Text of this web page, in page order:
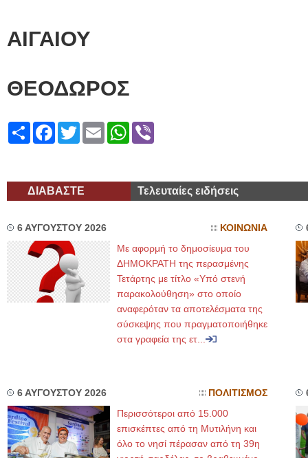
ΑΙΓΑΙΟΥ
ΘΕΟΔΩΡΟΣ
ShareFacebook
TwitterEmailWhatsApp
ΔΙΑΒΑΣΤΕ Τελευταίες ειδήσεις
6 ΑΥΓΟΥΣΤΟΥ 2026 ΚΟΙΝΩΝΙΑ
Με αφορμή το δημοσίευμα του
ΔΗΜΟΚΡΑΤΗ της περασμένης
Τετάρτης με τίτλο «Υπό στενή
παρακολούθηση» στο οποίο
αναφερόταν τα αποτελέσματα της
σύσκεψης που πραγματοποιήθηκε
στα γραφεία της ετ...
6 ΑΥΓΟΥΣΤΟΥ 2026 ΠΟΛΙΤΙΣΜΟΣ
Περισσότεροι από 15.000
επισκέπτες από τη Μυτιλήνη και
όλο το νησί πέρασαν από τη 39η